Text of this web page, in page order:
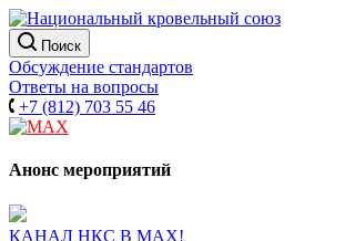
Поиск
Обсуждение стандартов
Ответы на вопросы
+7 (812) 703 55 46
Анонс мероприятий
КАНАЛ НКС В МАХ!